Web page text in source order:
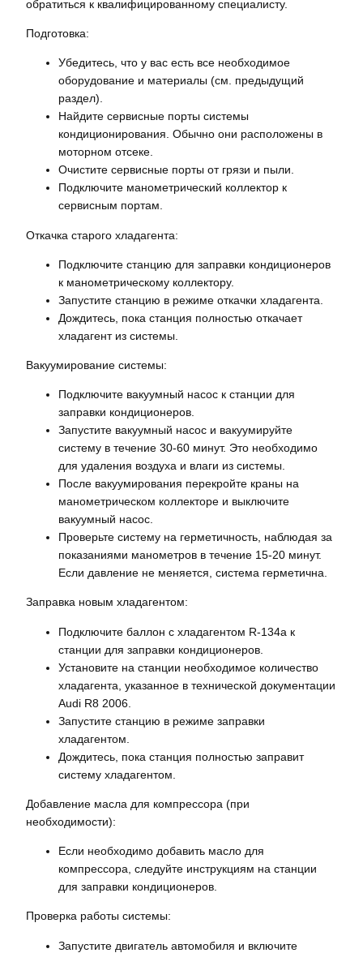
обратиться к квалифицированному специалисту.
Подготовка:
Убедитесь, что у вас есть все необходимое
оборудование и материалы (см. предыдущий
раздел).
Найдите сервисные порты системы
кондиционирования. Обычно они расположены в
моторном отсеке.
Очистите сервисные порты от грязи и пыли.
Подключите манометрический коллектор к
сервисным портам.
Откачка старого хладагента:
Подключите станцию для заправки кондиционеров
к манометрическому коллектору.
Запустите станцию в режиме откачки хладагента.
Дождитесь, пока станция полностью откачает
хладагент из системы.
Вакуумирование системы:
Подключите вакуумный насос к станции для
заправки кондиционеров.
Запустите вакуумный насос и вакуумируйте
систему в течение 30-60 минут. Это необходимо
для удаления воздуха и влаги из системы.
После вакуумирования перекройте краны на
манометрическом коллекторе и выключите
вакуумный насос.
Проверьте систему на герметичность, наблюдая за
показаниями манометров в течение 15-20 минут.
Если давление не меняется, система герметична.
Заправка новым хладагентом:
Подключите баллон с хладагентом R-134a к
станции для заправки кондиционеров.
Установите на станции необходимое количество
хладагента, указанное в технической документации
Audi R8 2006.
Запустите станцию в режиме заправки
хладагентом.
Дождитесь, пока станция полностью заправит
систему хладагентом.
Добавление масла для компрессора (при
необходимости):
Если необходимо добавить масло для
компрессора, следуйте инструкциям на станции
для заправки кондиционеров.
Проверка работы системы:
Запустите двигатель автомобиля и включите